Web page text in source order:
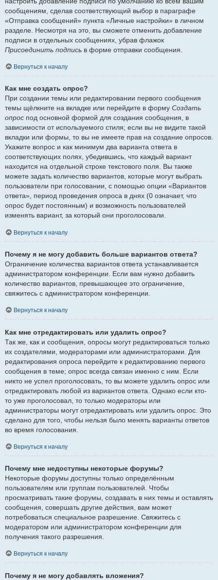
сообщениям, сделав соответствующий выбор в параграфе
«Отправка сообщений» пункта «Личные настройки» в личном
разделе. Несмотря на это, вы сможете отменить добавление
подписи в отдельных сообщениях, убрав флажок
Присоединить подпись в форме отправки сообщения.
Вернуться к началу
Как мне создать опрос?
При создании темы или редактировании первого сообщения
темы щёлкните на вкладке или перейдите в форму Создать
опрос под основной формой для создания сообщения, в
зависимости от используемого стиля; если вы не видите такой
вкладки или формы, то вы не имеете прав на создание опросов.
Укажите вопрос и как минимум два варианта ответа в
соответствующих полях, убедившись, что каждый вариант
находится на отдельной строке текстового поля. Вы также
можете задать количество вариантов, которые могут выбрать
пользователи при голосовании, с помощью опции «Вариантов
ответа», период проведения опроса в днях (0 означает, что
опрос будет постоянным) и возможность пользователей
изменять вариант, за который они проголосовали.
Вернуться к началу
Почему я не могу добавить больше вариантов ответа?
Ограничение количества вариантов ответа устанавливается
администратором конференции. Если вам нужно добавить
количество вариантов, превышающее это ограничение,
свяжитесь с администратором конференции.
Вернуться к началу
Как мне отредактировать или удалить опрос?
Так же, как и сообщения, опросы могут редактироваться только
их создателями, модераторами или администраторами. Для
редактирования опроса перейдите к редактированию первого
сообщения в теме; опрос всегда связан именно с ним. Если
никто не успел проголосовать, то вы можете удалить опрос или
отредактировать любой из вариантов ответа. Однако если кто-
то уже проголосовал, то только модераторы или
администраторы могут отредактировать или удалить опрос. Это
сделано для того, чтобы нельзя было менять варианты ответов
во время голосования.
Вернуться к началу
Почему мне недоступны некоторые форумы?
Некоторые форумы доступны только определённым
пользователям или группам пользователей. Чтобы
просматривать такие форумы, создавать в них темы и оставлять
сообщения, совершать другие действия, вам может
потребоваться специальное разрешение. Свяжитесь с
модератором или администратором конференции для
получения такого разрешения.
Вернуться к началу
Почему я не могу добавлять вложения?